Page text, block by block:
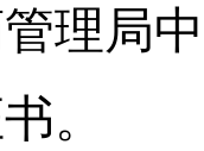
理局
。